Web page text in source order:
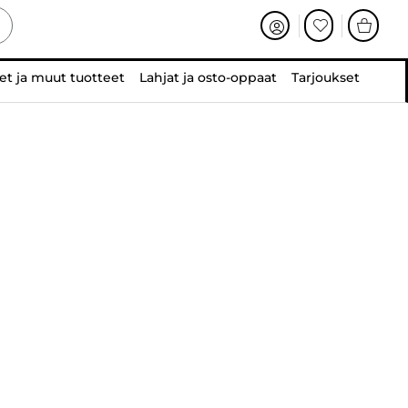
ja muut tuotteet Lahjat ja osto-oppaat Tarjoukset